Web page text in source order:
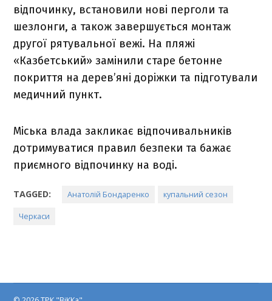
відпочинку, встановили нові перголи та
шезлонги, а також завершується монтаж
другої рятувальної вежі. На пляжі
«Казбетський» замінили старе бетонне
покриття на дерев’яні доріжки та підготували
медичний пункт.
Міська влада закликає відпочивальників
дотримуватися правил безпеки та бажає
приємного відпочинку на воді.
TAGGED: Анатолій Бондаренко купальний сезон
Черкаси